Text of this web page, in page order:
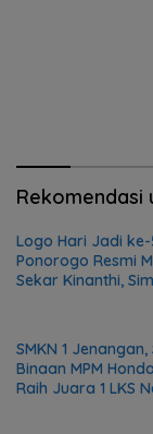
Rekomendasi
Logo Hari Jadi ke-
Ponorogo Resmi
Sekar Kinanthi,
SMKN 1
Binaan MPM
Raih Juara 1 LKS